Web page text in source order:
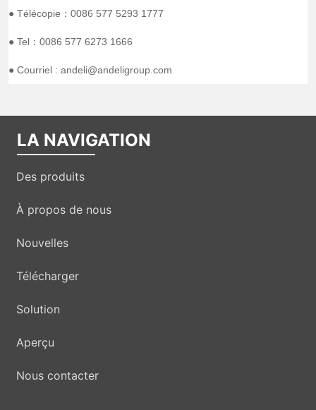
● Télécopie：0086 577 5293 1777
● Tel：0086 577 6273 1666
● Courriel : andeli@andeligroup.com
LA NAVIGATION
Des produits
À propos de nous
Nouvelles
Télécharger
Solution
Aperçu
Nous contacter